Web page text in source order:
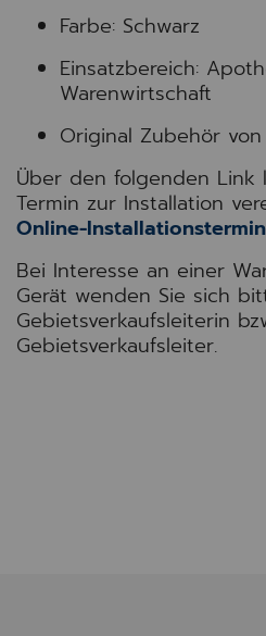
Farbe: Schwarz
Einsatzbereich:
Warenwirtschaft
Original Zubehör von
Über den folgenden Link
Termin zur Installation
Online-
Bei Interesse an einer
Gerät wenden Sie sich
Gebietsverkaufsleiterin
Gebietsverkaufsleiter.